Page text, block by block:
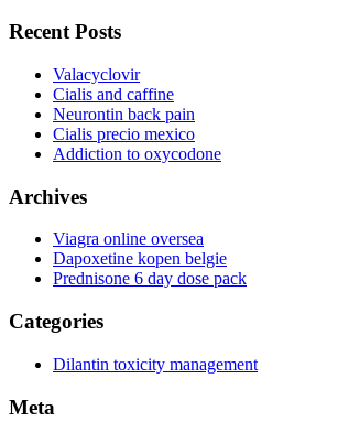
Recent Posts
Valacyclovir
Cialis and caffine
Neurontin back pain
Cialis precio mexico
Addiction to oxycodone
Archives
Viagra online oversea
Dapoxetine kopen belgie
Prednisone 6 day dose pack
Categories
Dilantin toxicity management
Meta